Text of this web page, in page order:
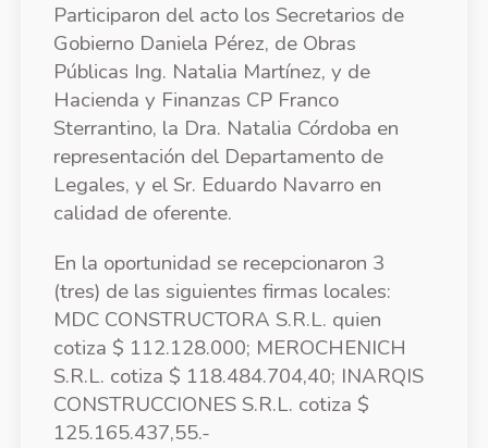
Participaron del acto los Secretarios de
Gobierno Daniela Pérez, de Obras
Públicas Ing. Natalia Martínez, y de
Hacienda y Finanzas CP Franco
Sterrantino, la Dra. Natalia Córdoba en
representación del Departamento de
Legales, y el Sr. Eduardo Navarro en
calidad de oferente.
En la oportunidad se recepcionaron 3
(tres) de las siguientes firmas locales:
MDC CONSTRUCTORA S.R.L. quien
cotiza $ 112.128.000; MEROCHENICH
S.R.L. cotiza $ 118.484.704,40; INARQIS
CONSTRUCCIONES S.R.L. cotiza $
125.165.437,55.-